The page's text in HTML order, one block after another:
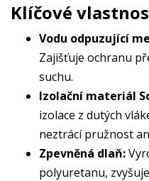
Klíčové
Vodu odpuzující
Zajišťuje ochranu
suchu.
Izolační materiál
izolace z dutých
neztrácí pružnost
Zpevněná dlaň:
polyuretanu,